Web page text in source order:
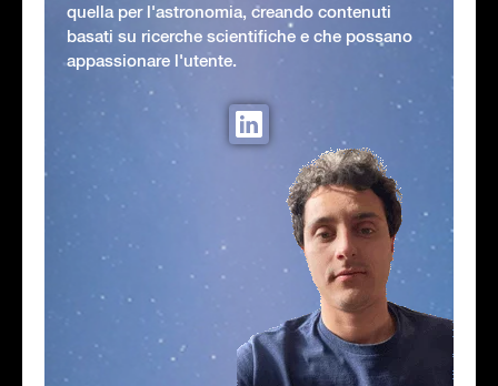
quella per l'astronomia, creando contenuti
basati su ricerche scientifiche e che possano
appassionare l'utente.